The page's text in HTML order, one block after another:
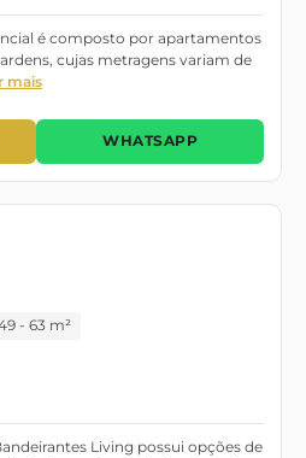
é composto por apartamentos
cujas metragens variam de
mais
WHATSAPP
Morar
- 63 m²
Living possui opções de